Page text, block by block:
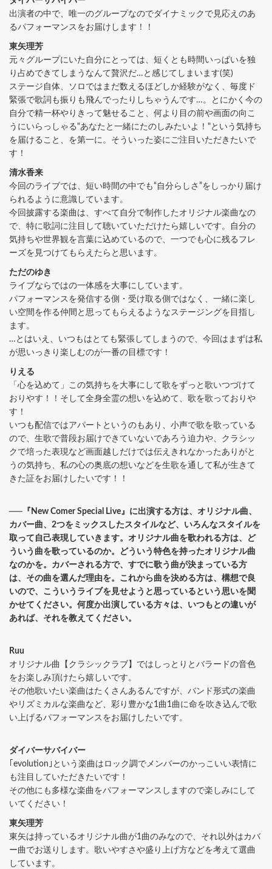
出演者の中で、唯一のグループなのでダイナミックで見応えのあ
るパフォーマンスをお届けします！！
東矢理芳
元々グループにいた自分にとっては、短くとも時間いっぱいを独
り占めできてしまうなんて贅沢だ…と感じてしまいます(笑)
ステージ自体、ソロではまだ数えるほどしか経験がなく、毎度ド
緊張で歌詞も振りも飛んでったりしちゃうんです…。とにかく今の
自分で精一杯やりきって魅せること、何より目の前や画面の向こ
うにいらっしゃる"あなたと一緒にたのしみたいよ！"という気持ち
を届けること、を第一に。そういった姿にご注目いただきたいで
す！
清水香来
今回のライブでは、短い時間の中でも“自分らしさ”をしっかり届け
られるように意識しています。
今回披露する楽曲は、すべて自分で制作したオリジナル楽曲なの
で、特に歌詞に注目して聴いていただけたら嬉しいです。自分の
気持ちや世界観を言葉に込めているので、一つでも心に残るフレ
ーズを見つけてもらえたらと思います。
ただのゆき
ライブならではの一体感を大事にしています。
パフォーマンスを発信する側・受け取る側ではなく、一緒に楽し
い空間を作る仲間と思ってもらえるようなステージングを目指し
ます。
…とはいえ、いつもはとても緊張してしまうので、今回はまずは私
が思いっきり楽しむのが一番の目標です！
りえる
「心を込めて」この気持ちを大事にして歌をずっと歌いつづけて
おりやす！！そして全身全霊の想いを込めて、歌を歌っておりや
す！
いつも配信ではアパートというのもあり、小声で歌を歌っている
ので、生歌で普段お届けできていないであろう迫力や、クラシッ
クで培った表現など画面越しだけでは伝えきれなかったありがと
うの気持ち、私の心の奥底の想いなどを生歌を通して私が生きて
きた証をお届けしたいです！！
──『New Comer Special Live』に出演する方は、オリジナル曲、
カバー曲、2つをミックスしたスタイルなど、いろんなスタイルを
取って自己表現していきます。オリジナル曲を歌われる方は、ど
ういう曲を歌っているのか。どういう特色を持ったオリジナル曲
なのかを。カバーされる方で、すでに歌う曲が決まっている方
は、その曲を選んだ理由を。これから曲を決める方は、構想で良
いので、こういうライブを見せようと思っているという思いを聞
かせてください。何度か出演している方々は、いつもとの違いが
あれば、それを教えてください。
Ruu
オリジナル曲【クラシックラブ】ではしっとりとバラードの音色
をお楽しみ頂けたら嬉しいです。
その他歌いたい楽曲はたくさんあるんですが、バンド形式の楽曲
やリズミカルな楽曲など、彩り豊かな1曲1曲に命を吹き込んで歌
い上げるパフォーマンスをお届けしたいです。
ダイバーサバイバー
｢evolution｣という楽曲はロック調でメンバーのかっこいい表情に
も注目していただきたいです！
その他にも多様な楽曲をパフォーマンスしますので楽しみにして
いてください！
東矢理芳
東矢は持っているオリジナル曲が1曲のみなので、それ以外はカバ
ー曲でお送りします。歌いやすさや盛り上げ方などを考えて選曲
しています。